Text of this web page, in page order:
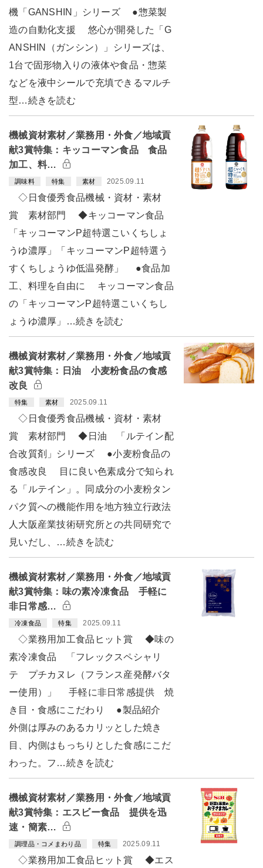
機「GANSHIN」シリーズ ●惣菜製
造の自動化支援 悠心が開発した「G
ANSHIN（ガンシン）」シリーズは、
1台で固形物入りの液体や食品・惣菜
などを液中シールで充填できるマルチ
型…続きを読む
機械資材素材／業務用・外食／地域貢
献3賞特集：キッコーマン食品 食品
加工、料…
調味料 特集 素材 2025.09.11
◇日食優秀食品機械・資材・素材
賞 素材部門 ◆キッコーマン食品
「キッコーマンP超特選こいくちしょ
うゆ濃厚」「キッコーマンP超特選う
すくちしょうゆ低温発酵」 ●食品加
工、料理を自由に キッコーマン食品
の「キッコーマンP超特選こいくちし
ょうゆ濃厚」…続きを読む
機械資材素材／業務用・外食／地域貢
献3賞特集：日油 小麦粉食品の食感
改良
特集 素材 2025.09.11
◇日食優秀食品機械・資材・素材
賞 素材部門 ◆日油 「ルテイン配
合改質剤」シリーズ ●小麦粉食品の
食感改良 目に良い色素成分で知られ
る「ルテイン」。同成分の小麦粉タン
パク質への機能作用を地方独立行政法
人大阪産業技術研究所との共同研究で
見いだし、…続きを読む
機械資材素材／業務用・外食／地域貢
献3賞特集：味の素冷凍食品 手軽に
非日常感…
冷凍食品 特集 2025.09.11
◇業務用加工食品ヒット賞 ◆味の
素冷凍食品 「フレックスペシャリ
テ プチカヌレ（フランス産発酵バタ
ー使用）」 手軽に非日常感提供 焼
き目・食感にこだわり ●製品紹介
外側は厚みのあるカリッとした焼き
目、内側はもっちりとした食感にこだ
わった。フ…続きを読む
機械資材素材／業務用・外食／地域貢
献3賞特集：エスビー食品 提供を迅
速・簡素…
調理品・コメまわり品 特集 2025.09.11
◇業務用加工食品ヒット賞 ◆エス